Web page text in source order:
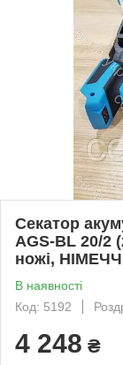
Секатор
AGS-BL 20/2
ножі,
В наявності
Код: 5192
4 248 ₴